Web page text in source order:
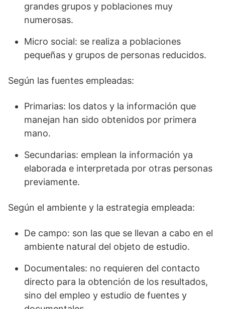
grandes grupos y poblaciones muy
numerosas.
Micro social: se realiza a poblaciones
pequeñas y grupos de personas reducidos.
Según las fuentes empleadas:
Primarias: los datos y la información que
manejan han sido obtenidos por primera
mano.
Secundarias: emplean la información ya
elaborada e interpretada por otras personas
previamente.
Según el ambiente y la estrategia empleada:
De campo: son las que se llevan a cabo en el
ambiente natural del objeto de estudio.
Documentales: no requieren del contacto
directo para la obtención de los resultados,
sino del empleo y estudio de fuentes y